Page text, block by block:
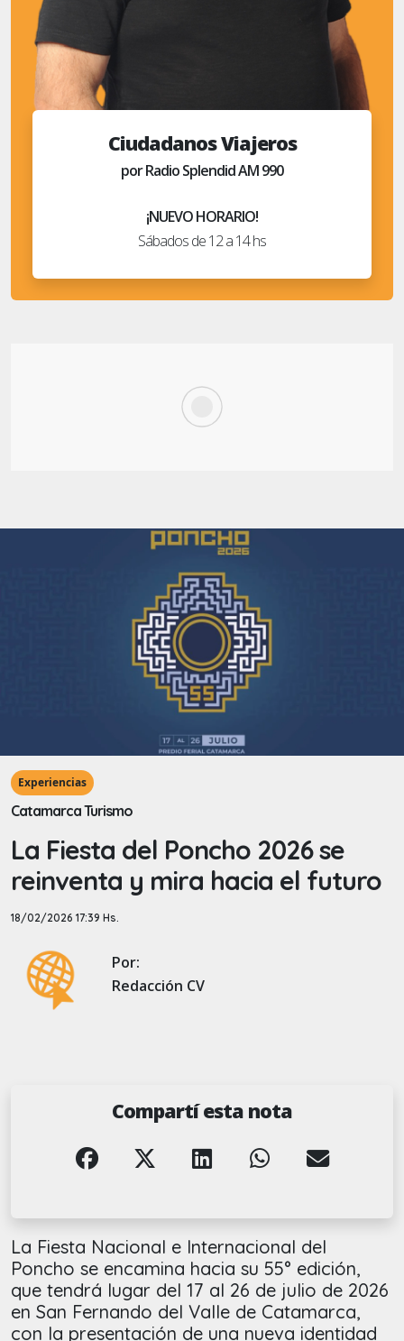
Ciudadanos Viajeros
por Radio Splendid AM 990
¡NUEVO HORARIO!
Sábados de 12 a 14 hs